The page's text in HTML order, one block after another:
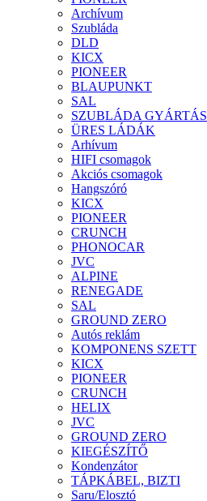
Archívum
Szubláda
DLD
KICX
PIONEER
BLAUPUNKT
SAL
SZUBLÁDA GYÁRTÁS
ÜRES LÁDÁK
Arhívum
HIFI csomagok
Akciós csomagok
Hangszóró
KICX
PIONEER
CRUNCH
PHONOCAR
JVC
ALPINE
RENEGADE
SAL
GROUND ZERO
Autós reklám
KOMPONENS SZETT
KICX
PIONEER
CRUNCH
HELIX
JVC
GROUND ZERO
KIEGÉSZÍTŐ
Kondenzátor
TÁPKÁBEL, BIZTI
Saru/Elosztó